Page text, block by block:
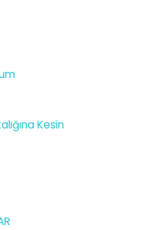
Kesin